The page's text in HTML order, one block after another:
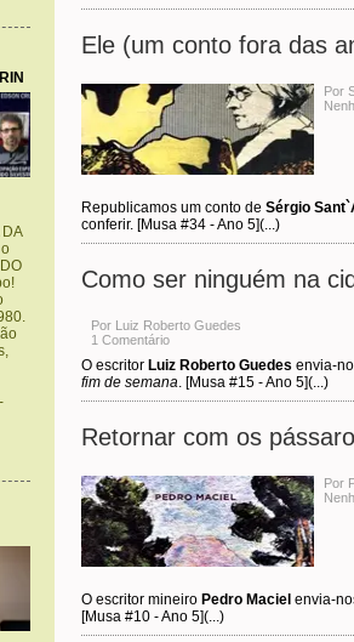
Ele (um conto fora das
Por
Republicamos um conto de Sérgio
conferir. [Musa #34 - Ano 5](...)
Como ser ninguém na
Por Luiz Roberto Guedes
1 Comentário
O escritor Luiz Roberto Guedes envia-
fim de semana. [Musa #15 - Ano 5](...)
Retornar com os
Por
O escritor mineiro Pedro Maciel envia-
[Musa #10 - Ano 5](...)